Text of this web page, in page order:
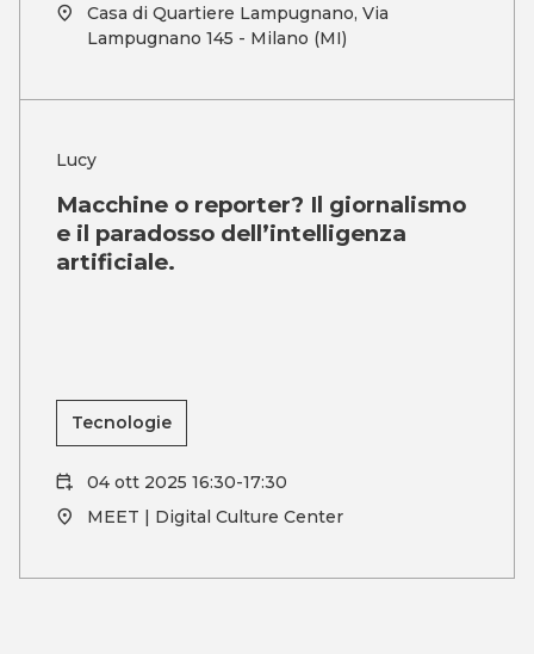
Casa di Quartiere Lampugnano, Via
Lampugnano 145 - Milano (MI)
Lucy
Macchine o reporter? Il giornalismo
e il paradosso dell’intelligenza
artificiale.
Tecnologie
04 ott 2025 16:30-17:30
MEET | Digital Culture Center